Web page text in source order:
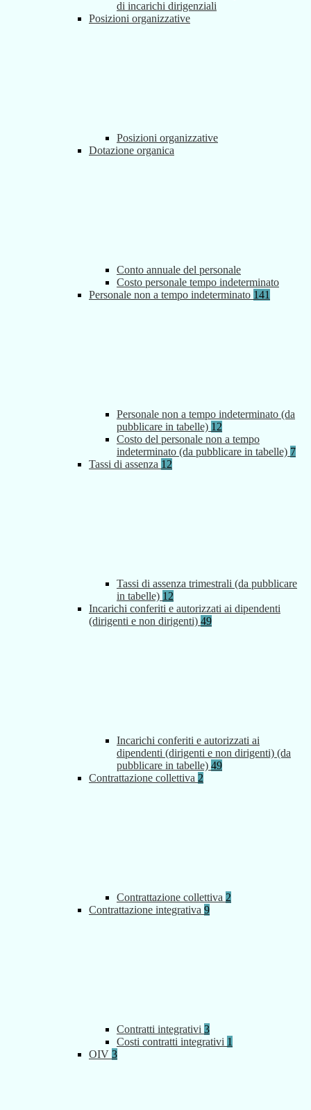
di incarichi dirigenziali
Posizioni organizzative
Posizioni organizzative
Dotazione organica
Conto annuale del personale
Costo personale tempo indeterminato
Personale non a tempo indeterminato 141
Personale non a tempo indeterminato (da
pubblicare in tabelle) 12
Costo del personale non a tempo
indeterminato (da pubblicare in tabelle) 7
Tassi di assenza 12
Tassi di assenza trimestrali (da pubblicare
in tabelle) 12
Incarichi conferiti e autorizzati ai dipendenti
(dirigenti e non dirigenti) 49
Incarichi conferiti e autorizzati ai
dipendenti (dirigenti e non dirigenti) (da
pubblicare in tabelle) 49
Contrattazione collettiva 2
Contrattazione collettiva 2
Contrattazione integrativa 9
Contratti integrativi 3
Costi contratti integrativi 1
OIV 3